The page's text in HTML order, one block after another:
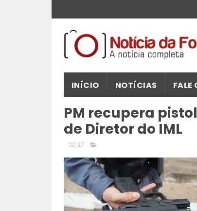
INÍCIO NOTÍCIAS FALE
PM recupera
de Diretor do IML
20:27